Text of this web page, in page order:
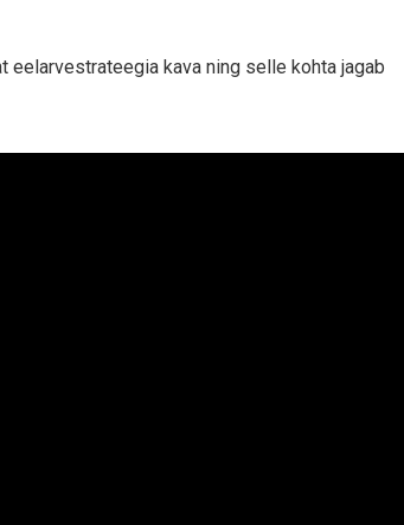
eelarvestrateegia kava ning selle kohta jagab